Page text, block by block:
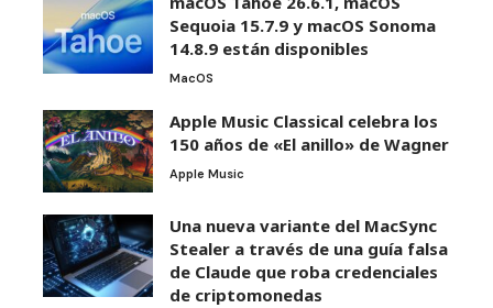
Sequoia 15.7.9 y macOS Sonoma
14.8.9 están disponibles
MacOS
Apple Music Classical celebra los
150 años de «El anillo» de Wagner
Apple Music
Una nueva variante del MacSync
Stealer a través de una guía falsa
de Claude que roba credenciales
de criptomonedas